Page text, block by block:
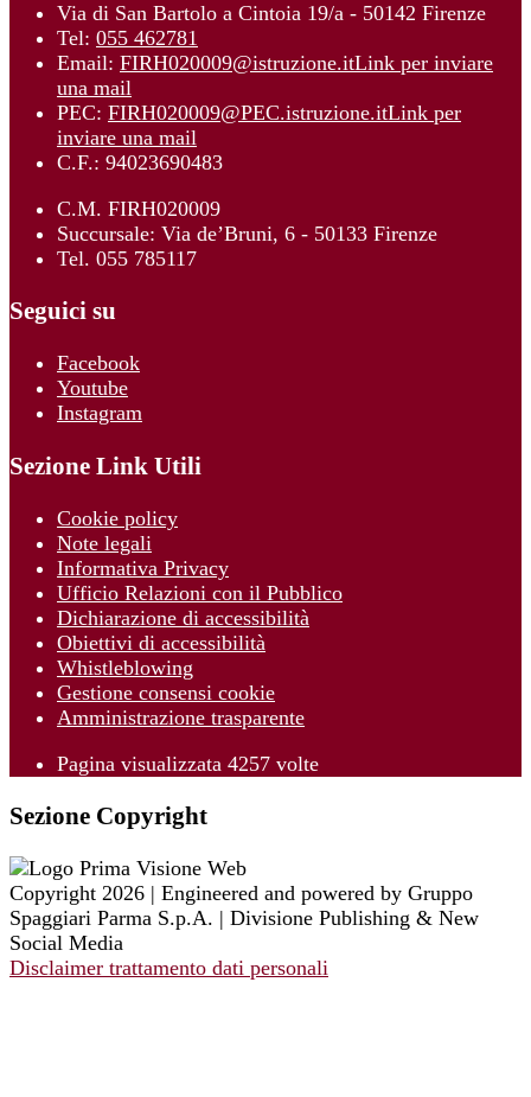
Via di San Bartolo a Cintoia 19/a - 50142 Firenze
Tel: 055 462781
Email: FIRH020009@istruzione.itLink per inviare
una mail
PEC: FIRH020009@PEC.istruzione.itLink per
inviare una mail
C.F.: 94023690483
C.M. FIRH020009
Succursale: Via de’Bruni, 6 - 50133 Firenze
Tel. 055 785117
Seguici su
Facebook
Youtube
Instagram
Sezione Link Utili
Cookie policy
Note legali
Informativa Privacy
Ufficio Relazioni con il Pubblico
Dichiarazione di accessibilità
Obiettivi di accessibilità
Whistleblowing
Gestione consensi cookie
Amministrazione trasparente
Pagina visualizzata 4257 volte
Sezione Copyright
Copyright 2026 | Engineered and powered by Gruppo
Spaggiari Parma S.p.A. | Divisione Publishing & New
Social Media
Disclaimer trattamento dati personali